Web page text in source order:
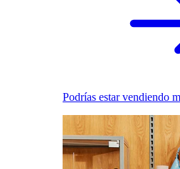
Podrías estar vendiendo